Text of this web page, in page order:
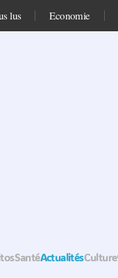
lus Economie
SantéActualitésCulture